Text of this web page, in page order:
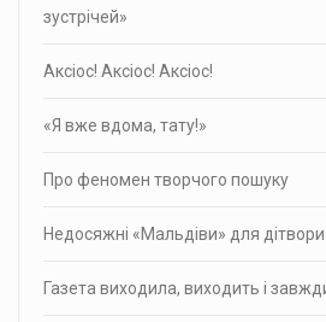
зустрічей»
Аксіос! Аксіос! Аксіос!
«Я вже вдома, тату!»
Про фено­мен твор­чого пошуку
Недосяжні «Мальдіви» для дітвори
Газета виходила, виходить і